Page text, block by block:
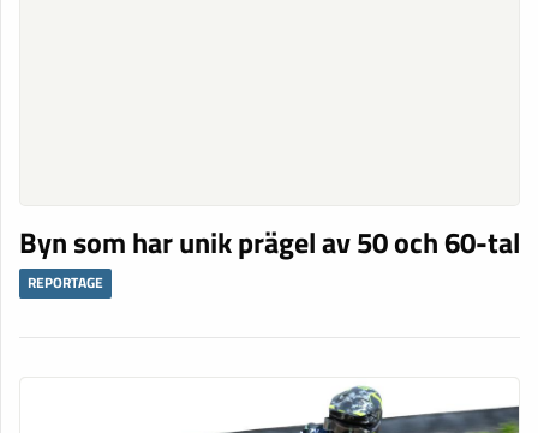
Byn som har unik prägel av 50 och 60-tal
REPORTAGE